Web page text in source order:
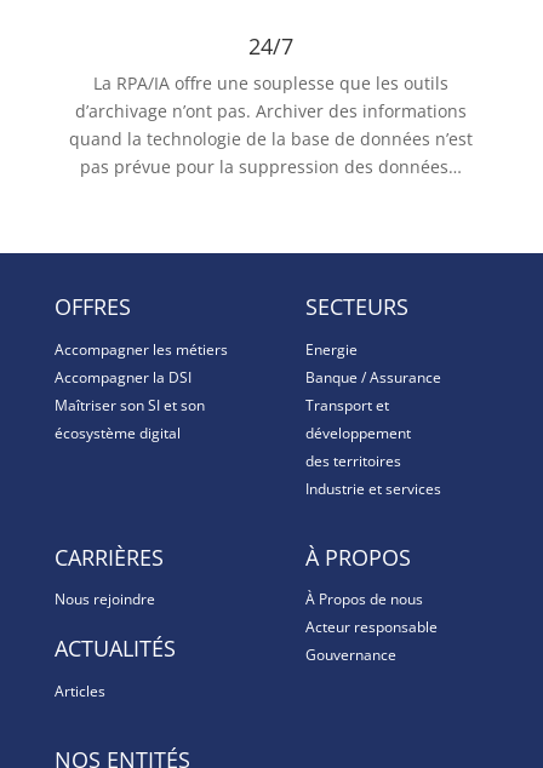
24/7
La RPA/IA offre une souplesse que les outils
d’archivage n’ont pas. Archiver des informations
quand la technologie de la base de données n’est
pas prévue pour la suppression des données…
OFFRES
Accompagner les métiers
Accompagner la DSI
Maîtriser son SI et son
écosystème digital
SECTEURS
Energie
Banque / Assurance
Transport et
développement
des territoires
Industrie et services
CARRIÈRES
Nous rejoindre
ACTUALITÉS
Articles
À PROPOS
À Propos de nous
Acteur responsable
Gouvernance
NOS ENTITÉS